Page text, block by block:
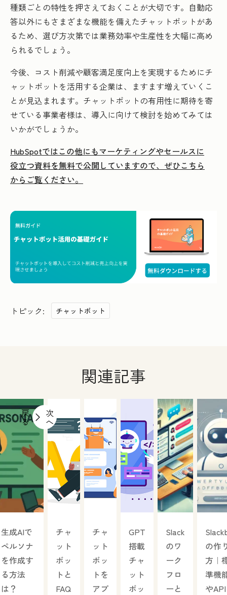
種類ごとの特性を押さえておくことが大切です。自動応
答以外にもさまざまな機能を備えたチャットボットがあ
るため、選び方次第では業務効率や生産性を大幅に高め
られるでしょう。
今後、コスト削減や顧客満足度向上を実現するためにチ
ャットボットを活用する企業は、ますます増えていくこ
とが見込まれます。チャットボットの有用性に期待を寄
せている事業者様は、導入に向けて検討を始めてみては
いかがでしょうか。
HubSpotではこの他にもマーケティングやセールスに
役立つ資料を無料で公開していますので、ぜひこちら
からご覧ください。
トピック: チャットボット
関連記事
戻
る
次
へ
生成AIで
ペルソナ
を作成す
る方法
は？
チャ
ット
ボッ
トと
FAQ
チャ
ット
ボッ
トを
アプ
GPT
搭載
チャ
ット
ボッ
Slack
のワ
ーク
フロ
ーと
の作
方｜
準機
や